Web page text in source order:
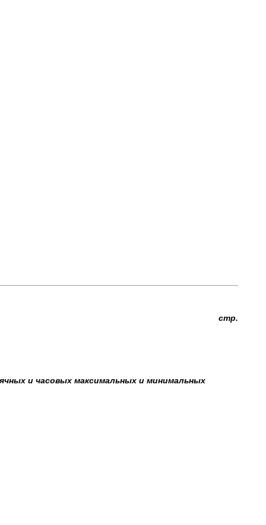
стр.
и часовых максимальных и минимальных